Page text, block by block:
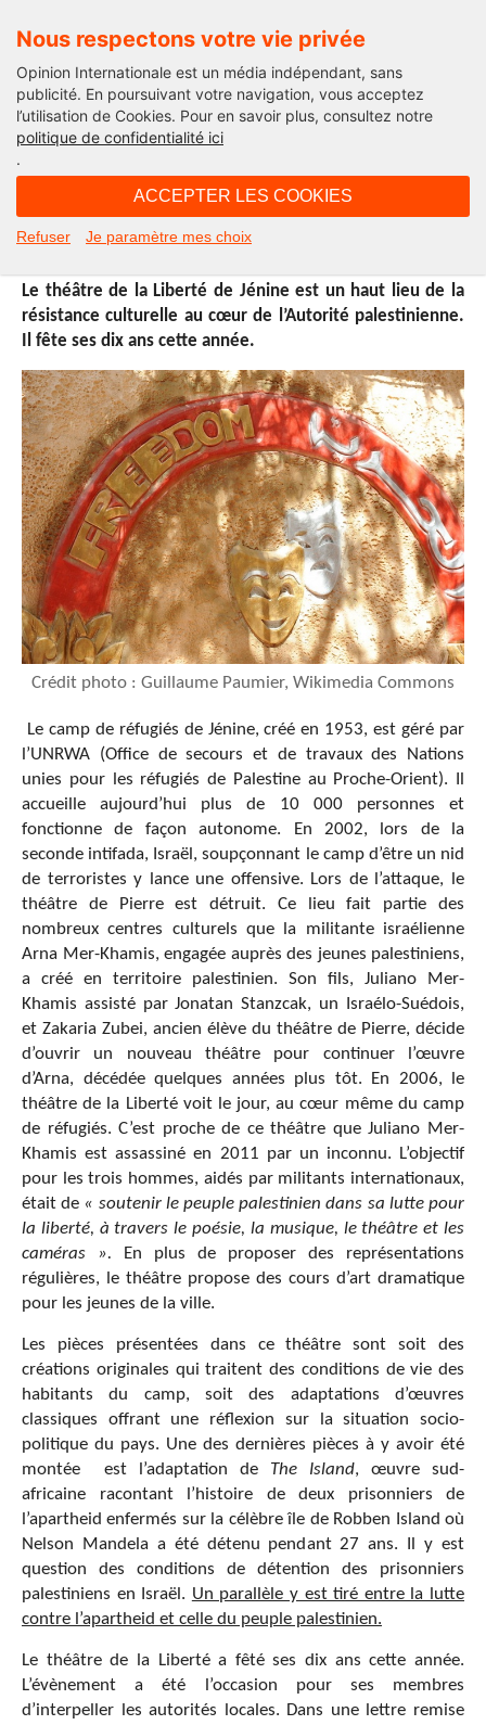
Nous respectons votre vie privée
Opinion Internationale est un média indépendant, sans
publicité. En poursuivant votre navigation, vous acceptez
l’utilisation de Cookies. Pour en savoir plus, consultez notre
politique de confidentialité ici
.
ACCEPTER LES COOKIES
Refuser Je paramètre mes choix
International
Le théâtre de la Liberté de Jénine
Le théâtre de la Liberté de Jénine est un haut lieu de la
résistance culturelle au cœur de l’Autorité palestinienne.
Il fête ses dix ans cette année.
Crédit photo : Guillaume Paumier, Wikimedia Commons
Le camp de réfugiés de Jénine, créé en 1953, est géré par
l’UNRWA (Office de secours et de travaux des Nations
unies pour les réfugiés de Palestine au Proche-Orient). Il
accueille aujourd’hui plus de 10 000 personnes et
fonctionne de façon autonome. En 2002, lors de la
seconde intifada, Israël, soupçonnant le camp d’être un nid
de terroristes y lance une offensive. Lors de l’attaque, le
théâtre de Pierre est détruit. Ce lieu fait partie des
nombreux centres culturels que la militante israélienne
Arna Mer-Khamis, engagée auprès des jeunes palestiniens,
a créé en territoire palestinien. Son fils, Juliano Mer-
Khamis assisté par Jonatan Stanzcak, un Israélo-Suédois,
et Zakaria Zubei, ancien élève du théâtre de Pierre, décide
d’ouvrir un nouveau théâtre pour continuer l’œuvre
d’Arna, décédée quelques années plus tôt. En 2006, le
théâtre de la Liberté voit le jour, au cœur même du camp
de réfugiés. C’est proche de ce théâtre que Juliano Mer-
Khamis est assassiné en 2011 par un inconnu. L’objectif
pour les trois hommes, aidés par militants internationaux,
était de « soutenir le peuple palestinien dans sa lutte pour
la liberté, à travers le poésie, la musique, le théâtre et les
caméras ». En plus de proposer des représentations
régulières, le théâtre propose des cours d’art dramatique
pour les jeunes de la ville.
Les pièces présentées dans ce théâtre sont soit des
créations originales qui traitent des conditions de vie des
habitants du camp, soit des adaptations d’œuvres
classiques offrant une réflexion sur la situation socio-
politique du pays. Une des dernières pièces à y avoir été
montée est l’adaptation de The Island, œuvre sud-
africaine racontant l’histoire de deux prisonniers de
l’apartheid enfermés sur la célèbre île de Robben Island où
Nelson Mandela a été détenu pendant 27 ans. Il y est
question des conditions de détention des prisonniers
palestiniens en Israël. Un parallèle y est tiré entre la lutte
contre l’apartheid et celle du peuple palestinien.
Le théâtre de la Liberté a fêté ses dix ans cette année.
L’évènement a été l’occasion pour ses membres
d’interpeller les autorités locales. Dans une lettre remise